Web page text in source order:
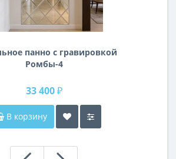
панно с гравировкой
Ромбы-4
33 400 ₽
В корзину